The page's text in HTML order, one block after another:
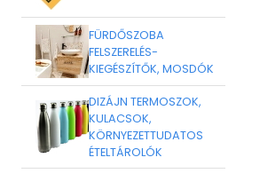
FÜRDŐSZOBA
FELSZERELÉS-
KIEGÉSZÍTŐK, MOSDÓK
DIZÁJN TERMOSZOK,
KULACSOK,
KÖRNYEZETTUDATOS
ÉTELTÁROLÓK